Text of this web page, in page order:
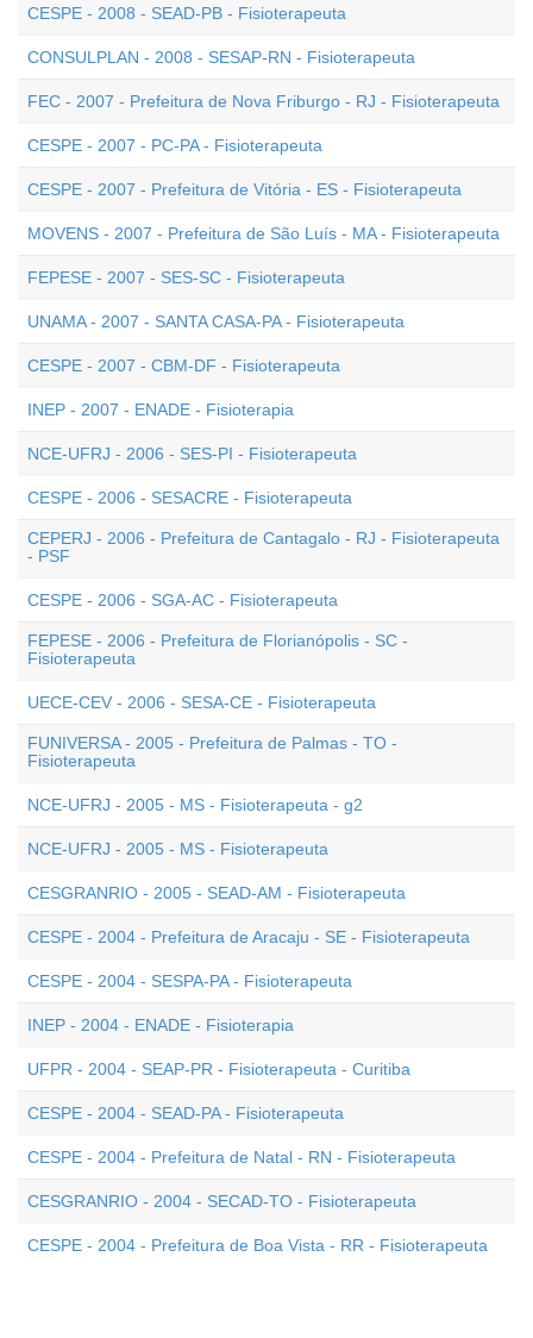
CESPE - 2008 - SEAD-PB - Fisioterapeuta
CONSULPLAN - 2008 - SESAP-RN - Fisioterapeuta
FEC - 2007 - Prefeitura de Nova Friburgo - RJ - Fisioterapeuta
CESPE - 2007 - PC-PA - Fisioterapeuta
CESPE - 2007 - Prefeitura de Vitória - ES - Fisioterapeuta
MOVENS - 2007 - Prefeitura de São Luís - MA - Fisioterapeuta
FEPESE - 2007 - SES-SC - Fisioterapeuta
UNAMA - 2007 - SANTA CASA-PA - Fisioterapeuta
CESPE - 2007 - CBM-DF - Fisioterapeuta
INEP - 2007 - ENADE - Fisioterapia
NCE-UFRJ - 2006 - SES-PI - Fisioterapeuta
CESPE - 2006 - SESACRE - Fisioterapeuta
CEPERJ - 2006 - Prefeitura de Cantagalo - RJ - Fisioterapeuta
- PSF
CESPE - 2006 - SGA-AC - Fisioterapeuta
FEPESE - 2006 - Prefeitura de Florianópolis - SC -
Fisioterapeuta
UECE-CEV - 2006 - SESA-CE - Fisioterapeuta
FUNIVERSA - 2005 - Prefeitura de Palmas - TO -
Fisioterapeuta
NCE-UFRJ - 2005 - MS - Fisioterapeuta - g2
NCE-UFRJ - 2005 - MS - Fisioterapeuta
CESGRANRIO - 2005 - SEAD-AM - Fisioterapeuta
CESPE - 2004 - Prefeitura de Aracaju - SE - Fisioterapeuta
CESPE - 2004 - SESPA-PA - Fisioterapeuta
INEP - 2004 - ENADE - Fisioterapia
UFPR - 2004 - SEAP-PR - Fisioterapeuta - Curitiba
CESPE - 2004 - SEAD-PA - Fisioterapeuta
CESPE - 2004 - Prefeitura de Natal - RN - Fisioterapeuta
CESGRANRIO - 2004 - SECAD-TO - Fisioterapeuta
CESPE - 2004 - Prefeitura de Boa Vista - RR - Fisioterapeuta